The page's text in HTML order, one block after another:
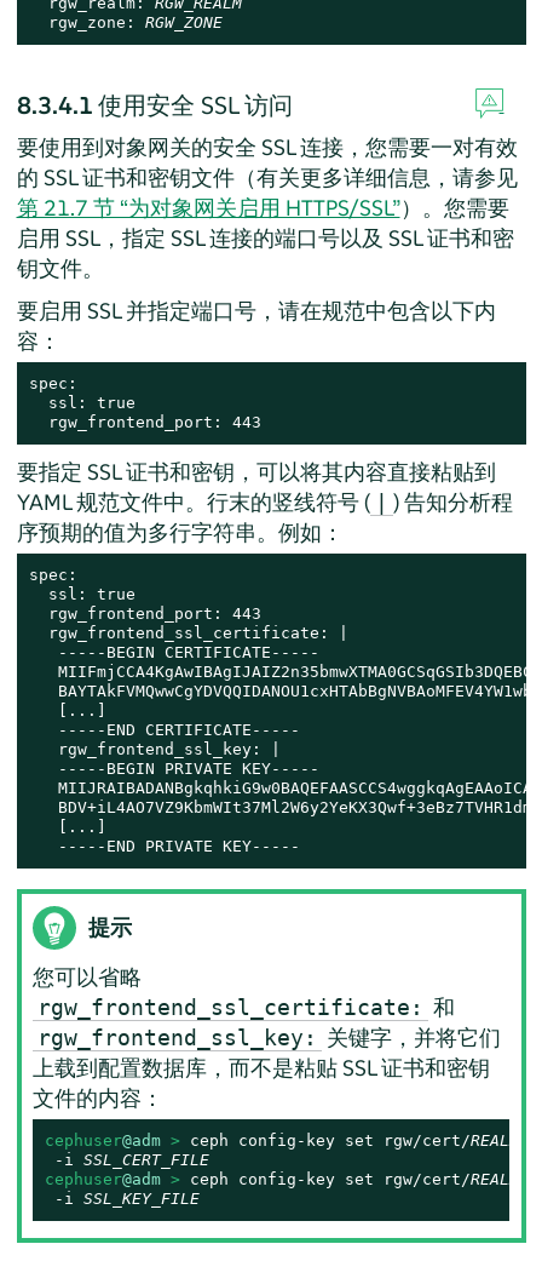
  rgw_zone:
RGW_ZONE
8.3.4.1使用安全 SSL 访问
要使用到对象网关的安全 SSL 连接，您需要一对有效
的 SSL 证书和密钥文件（有关更多详细信息，请参见
第 21.7 节 “为对象网关启用 HTTPS/SSL”）。您需要
启用 SSL，指定 SSL 连接的端口号以及 SSL 证书和密
钥文件。
要启用 SSL 并指定端口号，请在规范中包含以下内
容：
spec:
  ssl: true
  rgw_frontend_port: 443
要指定 SSL 证书和密钥，可以将其内容直接粘贴到
YAML 规范文件中。行末的竖线符号 (
) 告知分析程
序预期的值为多行字符串。例如：
spec:
  ssl: true
  rgw_frontend_port: 443
  rgw_frontend_ssl_certificate: |
   -----BEGIN CERTIFICATE-----
   [...]
   -----END CERTIFICATE-----
   rgw_frontend_ssl_key: |
   -----BEGIN PRIVATE KEY-----
   [...]
   -----END PRIVATE KEY-----
提示
您可以省略
rgw_frontend_ssl_certificate: 和
rgw_frontend_ssl_key:
关键字，并将它们
上载到配置数据库，而不是粘贴 SSL 证书和密钥
文件的内容：
cephuser@adm > ceph config-key set rgw/cert/
-i SSL_CERT_FILE
cephuser@adm > ceph config-key set rgw/cert/
-i SSL_KEY_FILE